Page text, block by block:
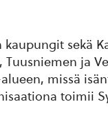
sekä
Tuusniemen ja
missä
toimii